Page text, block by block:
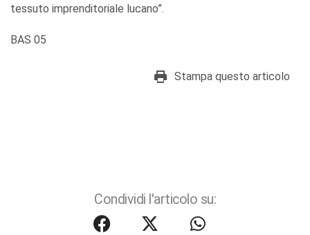
tessuto imprenditoriale lucano”.
BAS 05
Stampa questo articolo
Condividi l'articolo su: